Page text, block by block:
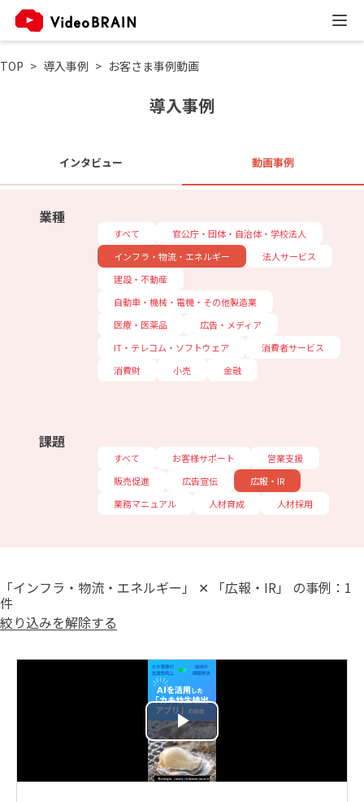
TOP 導入事例 お客さま事例動画
導入事例
インタビュー 動画事例
業種
すべて
官公庁・団体・自治体・学校法人
インフラ・物流・エネルギー
法人サービス
建設・不動産
自動車・機械・電機・その他製造業
医療・医薬品
広告・メディア
IT・テレコム・ソフトウェア
消費者サービス
消費財
小売 金融
課題
すべて お客様サポート
営業支援
販売促進
広告宣伝
広報・IR
業務マニュアル
人材育成 人材採用
「インフラ・物流・エネルギー」 ✕ 「広報・IR」 の事例：1
件
絞り込みを解除する